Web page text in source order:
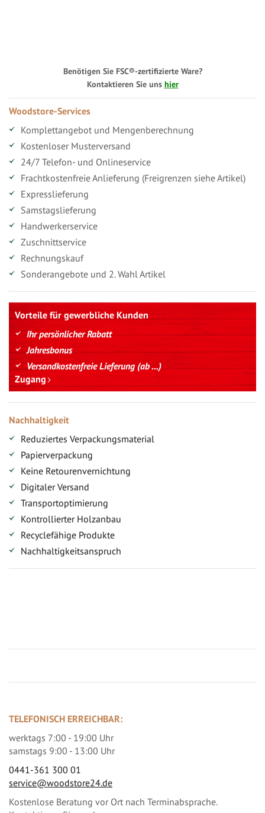
Benötigen Sie FSC®-zertifizierte Ware?
Kontaktieren Sie uns hier
Woodstore-Services
Komplettangebot und Mengenberechnung
Kostenloser Musterversand
24/7 Telefon- und Onlineservice
Frachtkostenfreie Anlieferung (Freigrenzen siehe Artikel)
Expresslieferung
Samstagslieferung
Handwerkerservice
Zuschnittservice
Rechnungskauf
Sonderangebote und 2. Wahl Artikel
Vorteile für gewerbliche Kunden
Ihr persönlicher Rabatt
Jahresbonus
Versandkostenfreie Lieferung (ab ...)
Zugang
Nachhaltigkeit
Reduziertes Verpackungsmaterial
Papierverpackung
Keine Retourenvernichtung
Digitaler Versand
Transportoptimierung
Kontrollierter Holzanbau
Recyclefähige Produkte
Nachhaltigkeitsanspruch
TELEFONISCH ERREICHBAR:
werktags 7:00 - 19:00 Uhr
samstags 9:00 - 13:00 Uhr
0441-361 300 01
service@woodstore24.de
Kostenlose Beratung vor Ort nach Terminabsprache.